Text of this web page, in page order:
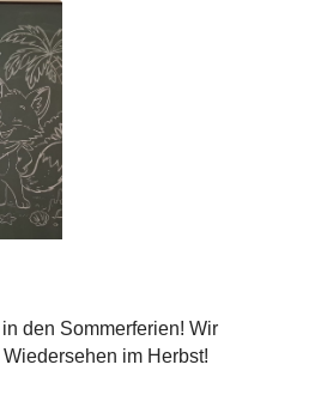
den Sommerferien! Wir
im Herbst!